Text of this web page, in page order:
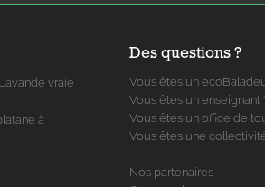
vraie
à
Des questions ?
Vous êtes un
Vous êtes un enseignant
Vous êtes un office de
Vous êtes une
Nos partenaires